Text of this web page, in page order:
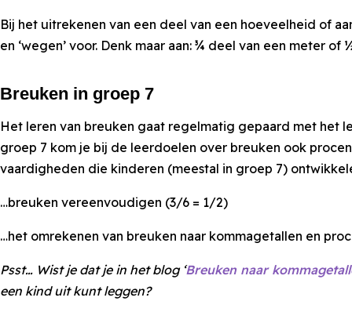
Bij het uitrekenen van een deel van een hoeveelheid of
en ‘wegen’ voor. Denk maar aan: ¾ deel van een meter of
Breuken in groep 7
Het leren van breuken gaat regelmatig gepaard met het
groep 7 kom je bij de leerdoelen over breuken ook
vaardigheden die kinderen (meestal in groep 7)
…breuken vereenvoudigen (3/6 = 1/2)
…het omrekenen van breuken naar kommagetallen en
Psst… Wist je dat je in het blog ‘Breuken naar
een kind uit kunt leggen?